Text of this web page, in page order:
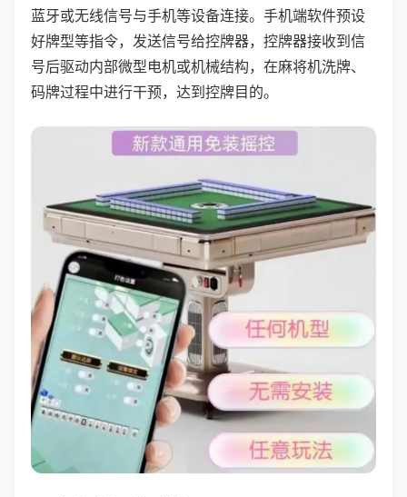
蓝牙或无线信号与手机等设备连接。手机端软件预设
好牌型等指令，发送信号给控牌器，控牌器接收到信
号后驱动内部微型电机或机械结构，在麻将机洗牌、
码牌过程中进行干预，达到控牌目的。